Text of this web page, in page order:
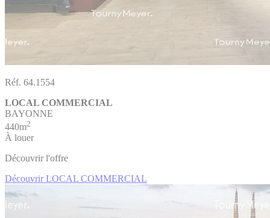
Réf. 64.1554
LOCAL COMMERCIAL
BAYONNE
440m2
À louer
Découvrir l'offre
Découvrir LOCAL COMMERCIAL